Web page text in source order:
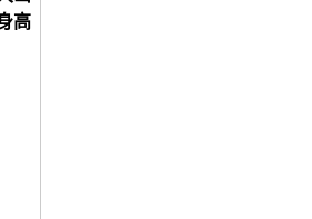
高